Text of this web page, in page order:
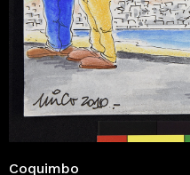
Coquimbo